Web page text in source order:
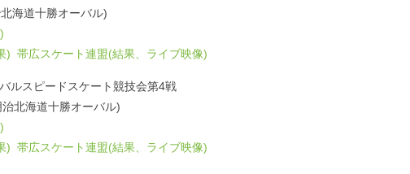
海道十勝オーバル)
) 帯広スケート連盟(結果、ライブ映像)
ルスピードスケート競技会第4戦
北海道十勝オーバル)
) 帯広スケート連盟(結果、ライブ映像)